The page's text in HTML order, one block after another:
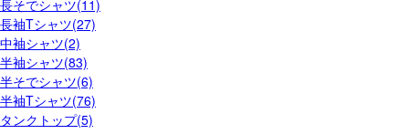
長そでシャツ(11)
長袖Tシャツ(27)
中袖シャツ(2)
半袖シャツ(83)
半そでシャツ(6)
半袖Tシャツ(76)
タンクトップ(5)